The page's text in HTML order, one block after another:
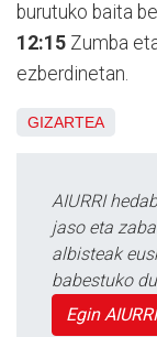
burutuko baita
12:15 Zumba
ezberdinetan.
GIZARTEA
AIURRI
jaso eta
albisteak
babestuko
Egin